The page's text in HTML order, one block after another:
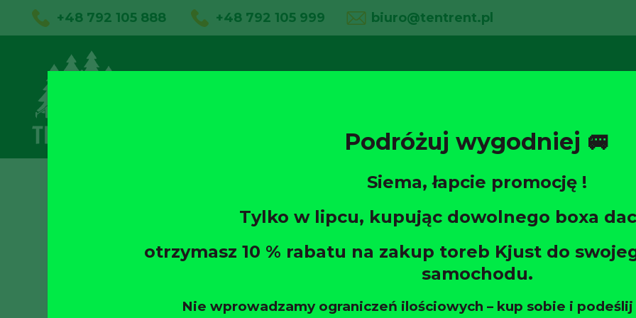
+48 792 105 888 +48 792 105 999 biuro@tentrent.pl
Strona główna / Bagażniki bazowe
MBX 7505-6603 BYD ATTO 3 SUV
Bagażnik
Xplore MBX
Podróżuj wygodniej 🚐
Siema, łapcie promocję !
Tylko w lipcu, kupując dowolnego boxa
otrzymasz 10 % rabatu na zakup toreb Kjust do
samochodu.
Nie wprowadzamy ograniczeń ilościowych – kup sobie i